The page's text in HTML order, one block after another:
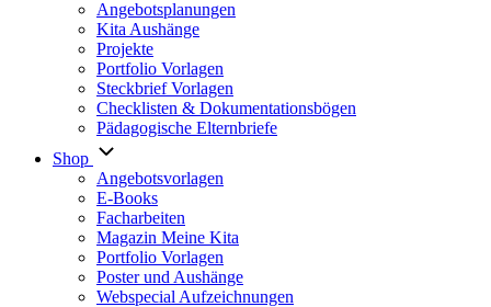
Angebotsplanungen
Kita Aushänge
Projekte
Portfolio Vorlagen
Steckbrief Vorlagen
Checklisten & Dokumentationsbögen
Pädagogische Elternbriefe
Shop
Angebotsvorlagen
E-Books
Facharbeiten
Magazin Meine Kita
Portfolio Vorlagen
Poster und Aushänge
Webspecial Aufzeichnungen